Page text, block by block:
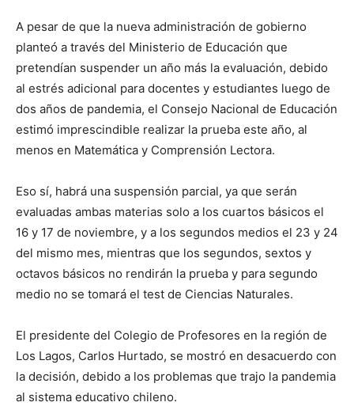
A pesar de que la nueva administración de gobierno
planteó a través del Ministerio de Educación que
pretendían suspender un año más la evaluación, debido
al estrés adicional para docentes y estudiantes luego de
dos años de pandemia, el Consejo Nacional de Educación
estimó imprescindible realizar la prueba este año, al
menos en Matemática y Comprensión Lectora.
Eso sí, habrá una suspensión parcial, ya que serán
evaluadas ambas materias solo a los cuartos básicos el
16 y 17 de noviembre, y a los segundos medios el 23 y 24
del mismo mes, mientras que los segundos, sextos y
octavos básicos no rendirán la prueba y para segundo
medio no se tomará el test de Ciencias Naturales.
El presidente del Colegio de Profesores en la región de
Los Lagos, Carlos Hurtado, se mostró en desacuerdo con
la decisión, debido a los problemas que trajo la pandemia
al sistema educativo chileno.